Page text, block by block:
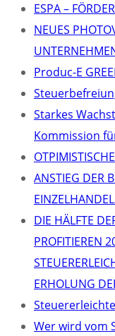
ΕSPA –
NEUES
Produc-E
Starkes
Kommission
ANSTIEG DER
DIE HÄLFTE
PROFITIEREN
ERHOLUNG
Wer wird vom